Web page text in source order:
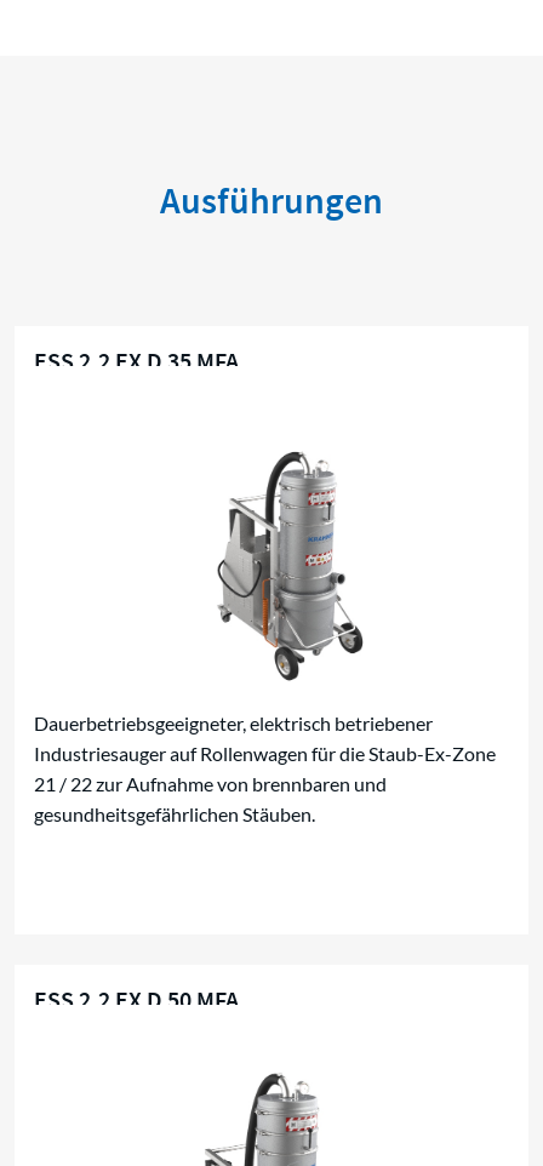
Ausführungen
ESS 2,2 EX D 35 MFA
Dauerbetriebsgeeigneter, elektrisch betriebener
Industriesauger auf Rollenwagen für die Staub-Ex-Zone
21 / 22 zur Aufnahme von brennbaren und
gesundheitsgefährlichen Stäuben.
ESS 2,2 EX D 50 MFA